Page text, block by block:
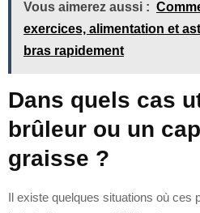
Vous aimerez aussi :
exercices, alimentation et
bras rapidement
Dans quels cas
brûleur ou un
graisse ?
Il existe quelques situations où ces